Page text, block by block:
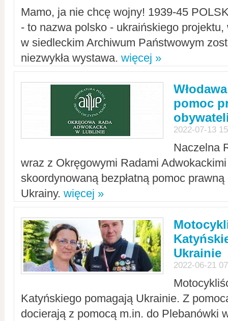
Mamo, ja nie chcę wojny! 1939-45
- to nazwa polsko - ukraińskiego
w siedleckim Archiwum Państwowym
niezwykła wystawa. więcej »
pomoc
2022-07-13
Naczelna
wraz z Okręgowymi Radami Adwokackimi
skoordynowaną bezpłatną pomoc
Ukrainy. więcej »
Ukrainie
2022-06-21
Katyńskiego pomagają Ukrainie. Z
docierają z pomocą m.in. do Plebanówki